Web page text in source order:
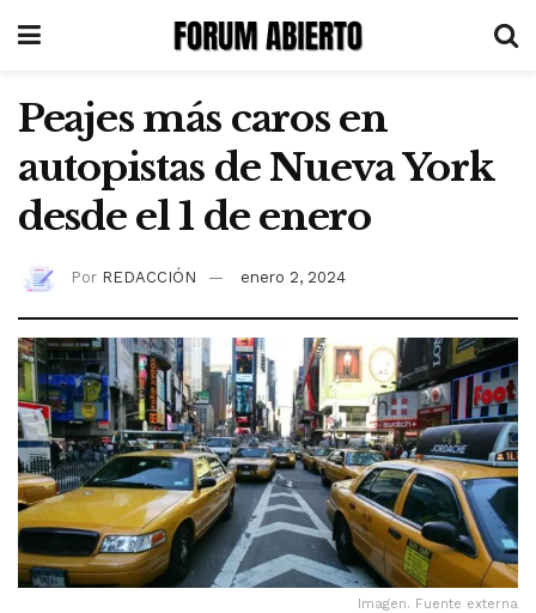
Peajes más caros en
autopistas de Nueva York
desde el 1 de enero
Por REDACCIÓN enero 2, 2024
Imagen. Fuente externa